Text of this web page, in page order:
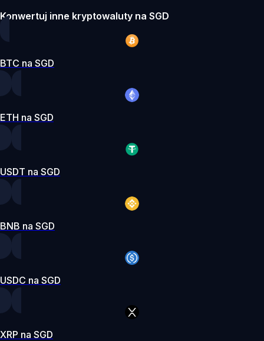
Konwertuj inne kryptowaluty na SGD
BTC na SGD
ETH na SGD
USDT na SGD
BNB na SGD
USDC na SGD
XRP na SGD